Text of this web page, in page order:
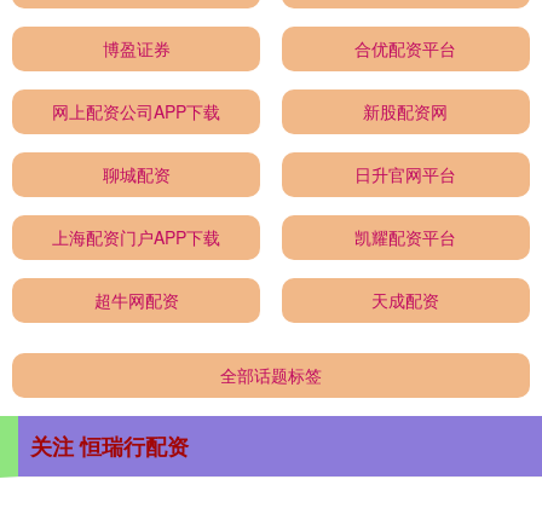
博盈证券 合优配资平台
网上配资公司APP下载 新股配资网
聊城配资 日升官网平台
上海配资门户APP下载 凯耀配资平台
超牛网配资 天成配资
全部话题标签
关注 恒瑞行配资